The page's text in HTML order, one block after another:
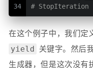
34
# StopIteration
在这个例子中，我们定
yield 关键字。然后
生成器，但是这次没有